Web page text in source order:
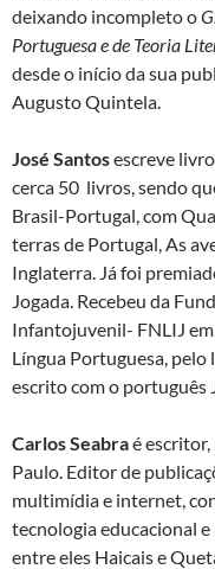
deixando incompleto o
Portuguesa e de Teoria
desde o início da sua
Augusto Quintela.
José Santosescreve
cerca 50 livros, sendo
Brasil-Portugal, com
terras de Portugal, As
Inglaterra. Já foi
Jogada. Recebeu da
Infantojuvenil- FNLIJ
Língua Portuguesa, pelo
escrito com o português
Carlos Seabraé escritor,
Paulo. Editor de
multimídia e internet,
tecnologia educacional
entre eles Haicais e